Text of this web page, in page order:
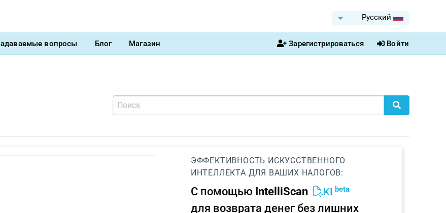
Pусский
вопросы Блог Магазин Зарегистрироваться Войти
ЭФФЕКТИВНОСТЬ ИСКУССТВЕННОГО
ИНТЕЛЛЕКТА ДЛЯ ВАШИХ НАЛОГОВ:
С помощью IntelliScan KI beta
для возврата денег без лишних